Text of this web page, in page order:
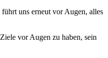
uns erneut vor Augen, alles
vor Augen zu haben, sein